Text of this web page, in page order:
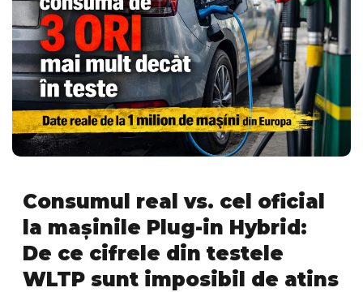
Consumul real vs. cel oficial
la mașinile Plug-in Hybrid:
De ce cifrele din testele
WLTP sunt imposibil de atins